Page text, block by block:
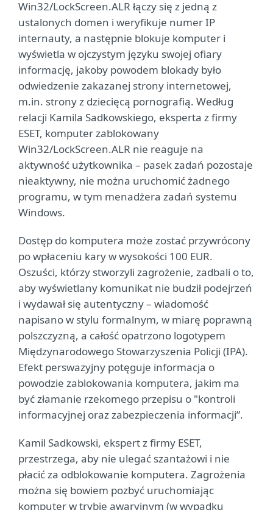
Win32/LockScreen.ALR łączy się z jedną z
ustalonych domen i weryfikuje numer IP
internauty, a następnie blokuje komputer i
wyświetla w ojczystym języku swojej ofiary
informację, jakoby powodem blokady było
odwiedzenie zakazanej strony internetowej,
m.in. strony z dziecięcą pornografią. Według
relacji Kamila Sadkowskiego, eksperta z firmy
ESET, komputer zablokowany
Win32/LockScreen.ALR nie reaguje na
aktywność użytkownika – pasek zadań pozostaje
nieaktywny, nie można uruchomić żadnego
programu, w tym menadżera zadań systemu
Windows.
Dostęp do komputera może zostać przywrócony
po wpłaceniu kary w wysokości 100 EUR.
Oszuści, którzy stworzyli zagrożenie, zadbali o to,
aby wyświetlany komunikat nie budził podejrzeń
i wydawał się autentyczny – wiadomość
napisano w stylu formalnym, w miarę poprawną
polszczyzną, a całość opatrzono logotypem
Międzynarodowego Stowarzyszenia Policji (IPA).
Efekt perswazyjny potęguje informacja o
powodzie zablokowania komputera, jakim ma
być złamanie rzekomego przepisu o "kontroli
informacyjnej oraz zabezpieczenia informacji”.
Kamil Sadkowski, ekspert z firmy ESET,
przestrzega, aby nie ulegać szantażowi i nie
płacić za odblokowanie komputera. Zagrożenia
można się bowiem pozbyć uruchomiając
komputer w trybie awaryjnym (w wypadku